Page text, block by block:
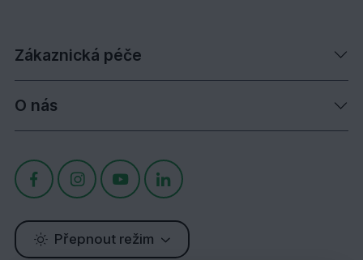
Zákaznická péče
O nás
Přepnout režim